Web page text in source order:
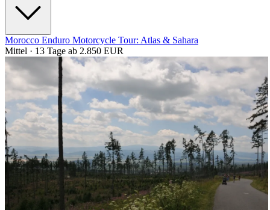
Morocco Enduro Motorcycle Tour: Atlas & Sahara
Mittel · 13 Tage ab 2.850 EUR